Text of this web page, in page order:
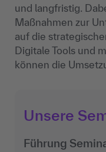
und langfristig.
Maßnahmen zur
auf die
Digitale Tools und
können die
Unsere
Führung